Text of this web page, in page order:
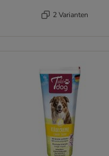
2 Varianten